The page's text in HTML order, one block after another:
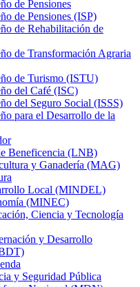
de Pensiones
de Pensiones (ISP)
de Rehabilitación de
de Transformación Agraria
de Turismo (ISTU)
del Café (ISC)
del Seguro Social (ISSS)
para el Desarrollo de la
Beneficencia (LNB)
y Ganadería (MAG)
Local (MINDEL)
(MINEC)
Ciencia y Tecnología
y Desarrollo
y Seguridad Pública